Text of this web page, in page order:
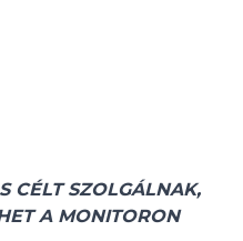
CÉLT SZOLGÁLNAK,
A MONITORON